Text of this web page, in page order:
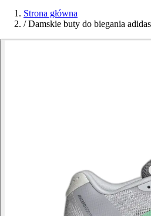
Strona główna
/ Damskie buty do biegania